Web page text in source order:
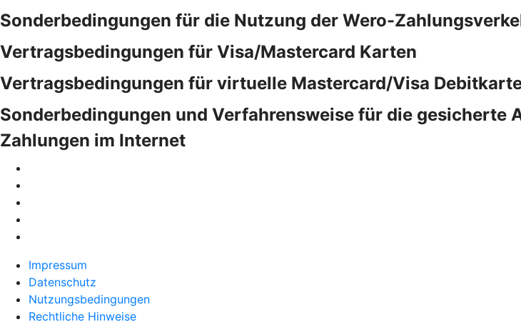
Sonderbedingungen für die Nutzung der Wero-
Vertragsbedingungen für Visa/Mastercard Karten
Vertragsbedingungen für virtuelle Mastercard/Visa
Sonderbedingungen und Verfahrensweise für die
Zahlungen im Internet
Impressum
Datenschutz
Nutzungsbedingungen
Rechtliche Hinweise